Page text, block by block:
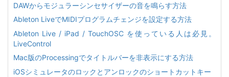
DAWからモジュラーシンセサイザーの音を鳴らす方法
Ableton LiveでMIDIプログラムチェンジを設定する方法
Ableton Live / iPad / TouchOSC を使っている人は必見。
LiveControl
Mac版のProcessingでタイトルバーを非表示にする方法
iOSシミュレータのロックとアンロックのショートカットキー